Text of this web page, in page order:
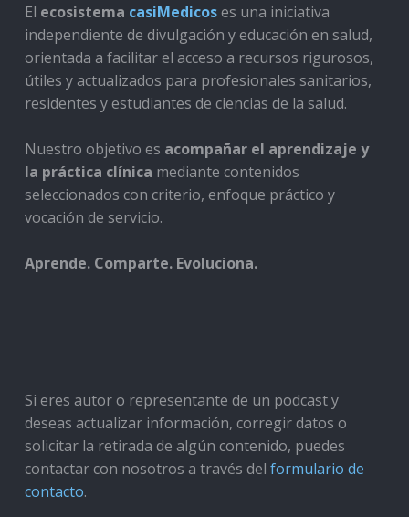
El ecosistema casiMedicoses una iniciativa
independiente de divulgación y educación en salud,
orientada a facilitar el acceso a recursos rigurosos,
útiles y actualizados para profesionales sanitarios,
residentes y estudiantes de ciencias de la salud.
Nuestro objetivo es acompañar el aprendizaje y
la práctica clínica mediante contenidos
seleccionados con criterio, enfoque práctico y
vocación de servicio.
Aprende. Comparte. Evoluciona.
Si eres autor o representante de un podcast y
deseas actualizar información, corregir datos o
solicitar la retirada de algún contenido, puedes
contactar con nosotros a través del formulario de
contacto.